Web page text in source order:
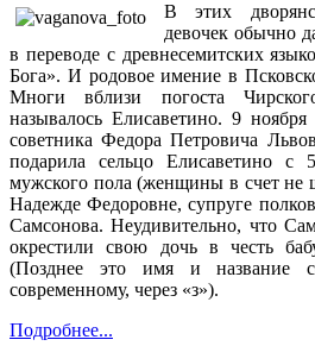
В этих
девочек обычно
в переводе с древнесемитских
Бога». И родовое имение в
Многи вблизи погоста
называлось Елисаветино. 9
советника Федора Петровича
подарила сельцо Елисаветино с
мужского пола (женщины в счет не
Надежде Федоровне, супруге
Самсонова. Неудивительно, что
окрестили свою дочь в честь
(Позднее это имя и название
современному, через «з»).
Подробнее...